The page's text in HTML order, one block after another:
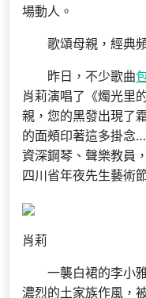
場動人。
歌頌母親，經典
昨日，不少歌曲
肖莉演唱了《燭光里
親，您的黑發出現了
的面頰印著這多掛念
資深鋼琴、聲樂教員
四川省年夜先生藝術
肖莉
一襲白裙的李小雅
濃烈的土家族作風，